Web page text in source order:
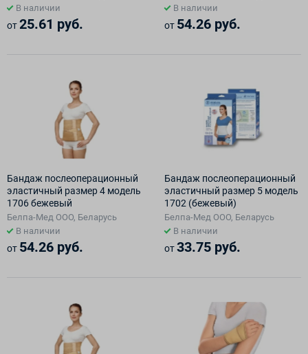
В наличии
от25.61 руб.
В наличии
от 54.26 руб.
Бандаж послеоперационный
эластичный размер 4 модель
1706 бежевый
Белпа-Мед ООО, Беларусь
В наличии
от 54.26 руб.
Бандаж послеоперационный
эластичный размер 5 модель
1702 (бежевый)
Белпа-Мед ООО, Беларусь
В наличии
от33.75 руб.